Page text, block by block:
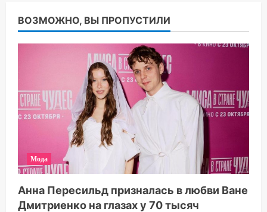
ВОЗМОЖНО, ВЫ ПРОПУСТИЛИ
Мода
Анна Пересильд призналась в любви Ване
Дмитриенко на глазах у 70 тысяч